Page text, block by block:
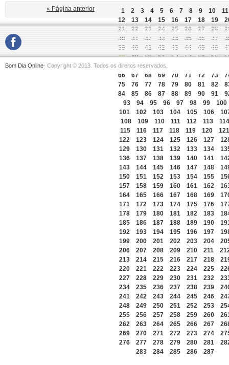
« Página anterior 1 2 3 4 5 6 7 8 9 10
11
12
13 14 15 16 17 18 19
21
22 23 24 25 26 27 28
30
31 32 33 34 35 36 37
39
40 41 42 43 44 45 46
48
49 50 51 52 53 54 55
57
58 59 60
66
67 68 69 70 71 72 73
75
76 77 78 79 80 81 82
84
85 86 87 88 89 90 91
93
94 95 96 97 98 99
100
101
102 103 104 105 106
108
109 110 111 112 113
114
115
116 117 118 119 120
121
122
123 124 125 126 127
129
130 131 132 133 134
136
137 138 139 140 141
143
144 145 146 147 148
150
151 152 153 154 155
157
158 159 160 161 162
164
165 166 167 168 169
171
172 173 174 175 176
178
179 180 181 182 183
185
186 187 188 189 190
192
193 194 195 196 197
199
200 201 202 203 204
206
207 208 209 210 211
213
214 215 216 217 218
220
221 222 223 224 225
227
228 229 230 231 232
234
235 236 237 238 239
241
242 243 244 245 246
248
249 250 251 252 253
255
256 257 258 259 260
262
263 264 265 266 267
269
270 271 272 273 274
276
277 278 279 280 281
283
284 285 286 287
Bom Dia Online- Copyright © 2013. Todos os direitos reservados.